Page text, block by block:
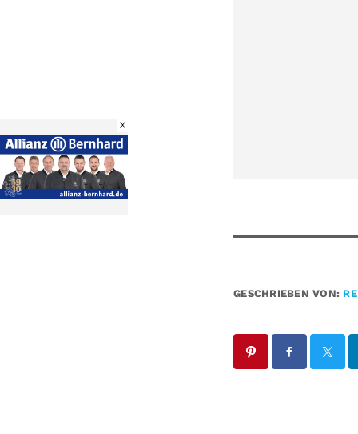
GESCHRIEBEN VON:
X